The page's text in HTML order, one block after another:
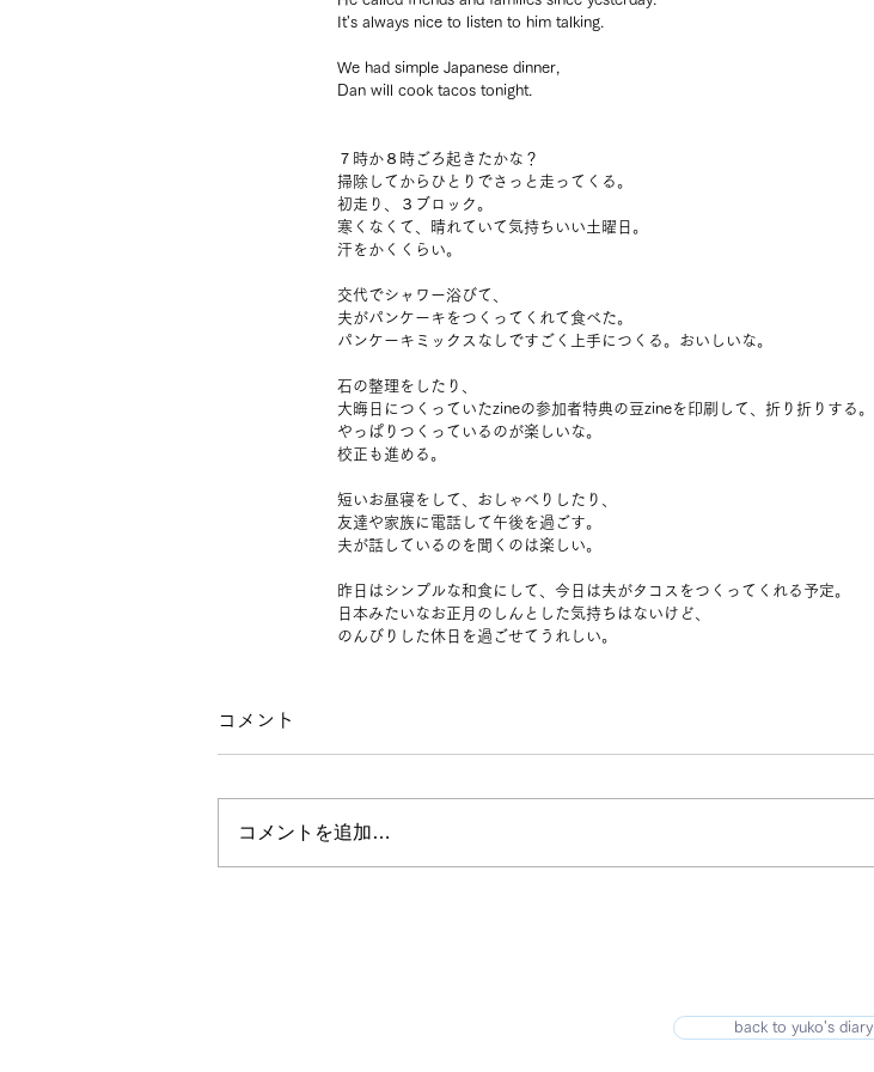
It's always nice to listen to him talking.
We had simple Japanese dinner,
Dan will cook tacos tonight.
７時か８時ごろ起きたかな？
掃除してからひとりでさっと走ってくる。
初走り、３ブロック。
寒くなくて、晴れていて気持ちいい土曜日。
汗をかくくらい。
交代でシャワー浴びて、
夫がパンケーキをつくってくれて食べた。
パンケーキミックスなしですごく上手につくる。おいしいな。
石の整理をしたり、
大晦日につくっていたzineの参加者特典の豆zineを印刷して、折り折りする。
やっぱりつくっているのが楽しいな。
校正も進める。
短いお昼寝をして、おしゃべりしたり、
友達や家族に電話して午後を過ごす。
夫が話しているのを聞くのは楽しい。
昨日はシンプルな和食にして、今日は夫がタコスをつくってくれる予定。
日本みたいなお正月のしんとした気持ちはないけど、
のんびりした休日を過ごせてうれしい。
コメント
コメントを追加…
back to yuko's diary